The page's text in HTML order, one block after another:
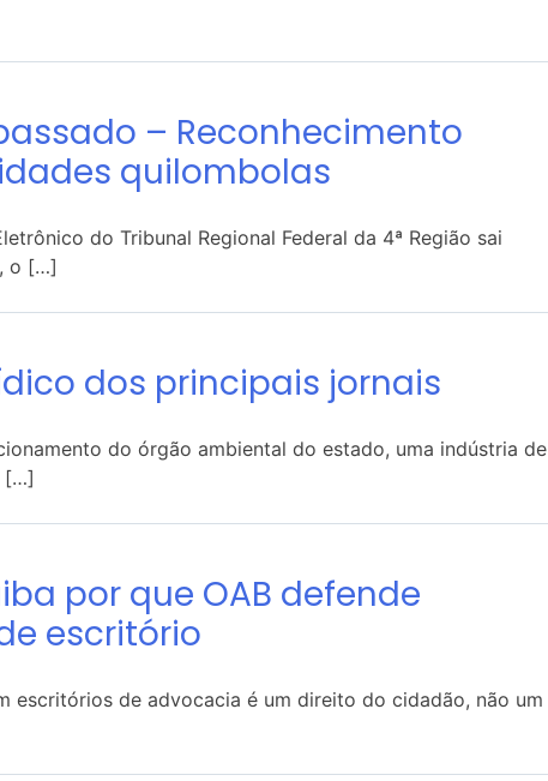
– Reconhecimento
quilombolas
do Tribunal Regional Federal da 4ª Região sai
o […]
dos principais jornais
do órgão ambiental do estado, uma indústria de
[…]
por que OAB defende
escritório
escritórios de advocacia é um direito do cidadão, não um